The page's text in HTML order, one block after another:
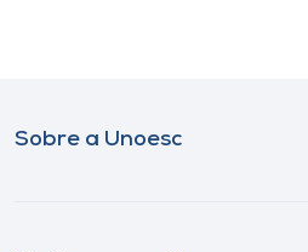
Sobre a Unoesc